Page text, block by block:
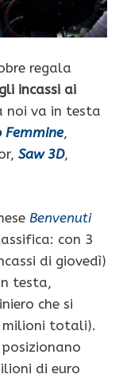
regala
incassi ai
noi va in testa
Femmine,
Saw 3D,
Benvenuti
con 3
di giovedì)
testa,
che si
milioni totali).
di euro